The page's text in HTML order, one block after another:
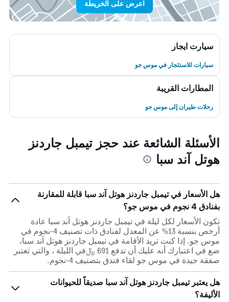
اعرض على الخريطة
سيارت ايجار
سيارات للاستئجار في موس جو
المطارات القريبة
رحلات طيران إلى موس جو
الأسئلة الشائعة عند حجز تيمبل جاردنز
هوتل آند سبا
هل الأسعار في تيمبل جاردنز هوتل آند سبا قابلة للمقارنة
بفنادق 4 نجوم في موس جو؟
تكون الأسعار لكل ليلة في تيمبل جاردنز هوتل آند سبا عادة
أرخص بنسبة 13% عن المعدل لفنادق ذات تصنيف 4-نجوم في
موس جو. إذا كنت تريد الأقامة في تيمبل جاردنز هوتل آند سبا،
ضع في اعتبارك أنه عليك أن تدفع 691 ﷼في الليلة ، والتي تعتبر
صفقة جيدة في موس جو لقاء فندق بتصنيف 4-نجوم.
هل يعتبر تيمبل جاردنز هوتل آند سبا صديقاً للحيوانات
الأليفة؟